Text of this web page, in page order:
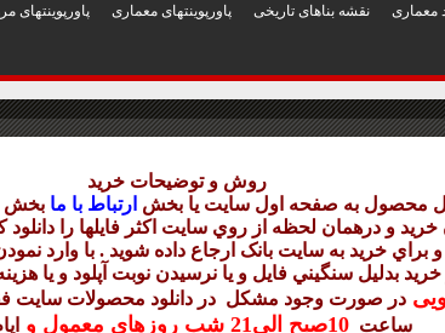
معماری نقشه بناهای تاريخی پاورپوينتهای معماری پاورپوينتهای
روش و توضيحات خريد
محصول به صفحه اول سايت يا بخش ارتباط با ما بخش
و درهمان لحظه از روي سايت اکثر فايلها را
براي خريد به سايت بانک ارجاع داده شويد . با وارد
بدليل سنگيني فايل و يا نرسيدن نوبت آپلود و يا
در صورت وجود مشکل در دانلود محصولات سايت
ساعت 10صبح الی21 شب روزهاي معمول و